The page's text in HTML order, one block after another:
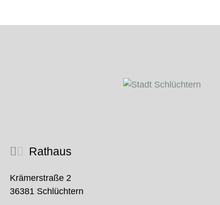
Rathaus
Krämerstraße 2
36381 Schlüchtern